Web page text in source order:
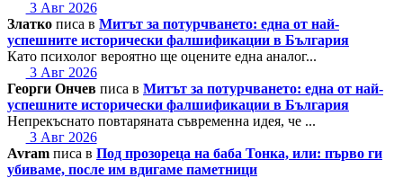
3 Авг 2026
Златко писа в Митът за потурчването: една от най-
успешните исторически фалшификации в България
Като психолог вероятно ще оцените една аналог...
3 Авг 2026
Георги Ончев писа в Митът за потурчването: една от най-
успешните исторически фалшификации в България
Непрекъснато повтаряната съвременна идея, че ...
3 Авг 2026
Avram писа в Под прозореца на баба Тонка, или: първо ги
убиваме, после им вдигаме паметници